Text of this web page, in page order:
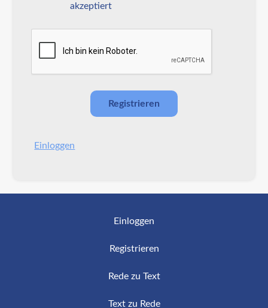
akzeptiert
Einloggen
Einloggen
Registrieren
Rede zu Text
Text zu Rede